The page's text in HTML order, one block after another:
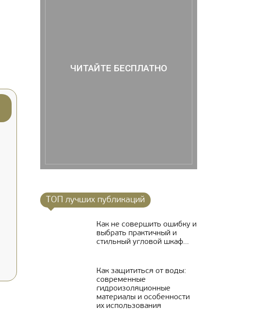
ЧИТАЙТЕ БЕСПЛАТНО
ТОП лучших публикаций
Как не совершить ошибку и
выбрать практичный и
стильный угловой шкаф...
Как защититься от воды:
современные
гидроизоляционные
материалы и особенности
их использования